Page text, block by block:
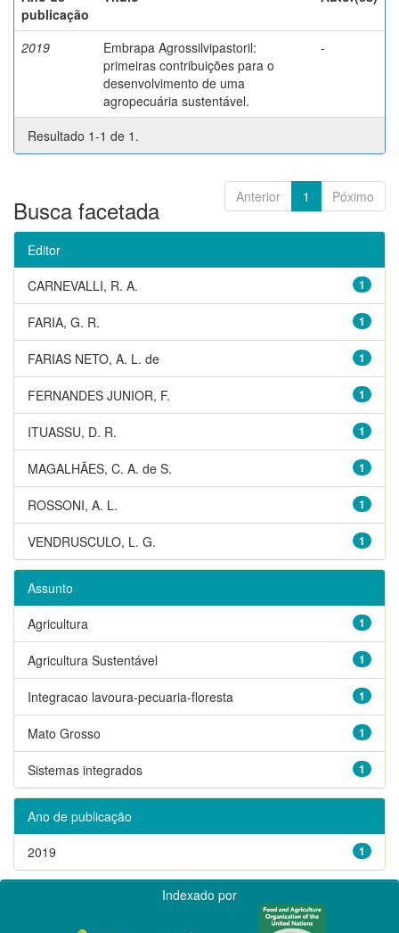
publicação
2019
Embrapa Agrossilvipastoril:
primeiras contribuições para o
desenvolvimento de uma
agropecuária sustentável.
-
Resultado 1-1 de 1.
Anterior 1 Póximo
Busca facetada
Editor
1
CARNEVALLI, R. A.
1
FARIA, G. R.
1
FARIAS NETO, A. L. de
1
FERNANDES JUNIOR, F.
1
ITUASSU, D. R.
1
MAGALHÃES, C. A. de S.
1
ROSSONI, A. L.
1
VENDRUSCULO, L. G.
Assunto
1
Agricultura
1
Agricultura Sustentável
1
Integracao lavoura-pecuaria-floresta
1
Mato Grosso
1
Sistemas integrados
Ano de publicação
1
2019
Indexado por